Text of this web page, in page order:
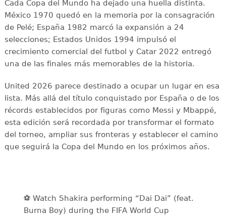
Cada Copa del Mundo ha dejado una huella distinta.
México 1970 quedó en la memoria por la consagración
de Pelé; España 1982 marcó la expansión a 24
selecciones; Estados Unidos 1994 impulsó el
crecimiento comercial del futbol y Catar 2022 entregó
una de las finales más memorables de la historia.
United 2026 parece destinado a ocupar un lugar en esa
lista. Más allá del título conquistado por España o de los
récords establecidos por figuras como Messi y Mbappé,
esta edición será recordada por transformar el formato
del torneo, ampliar sus fronteras y establecer el camino
que seguirá la Copa del Mundo en los próximos años.
⚽️️ Watch Shakira performing “Dai Dai” (feat.
Burna Boy) during the FIFA World Cup